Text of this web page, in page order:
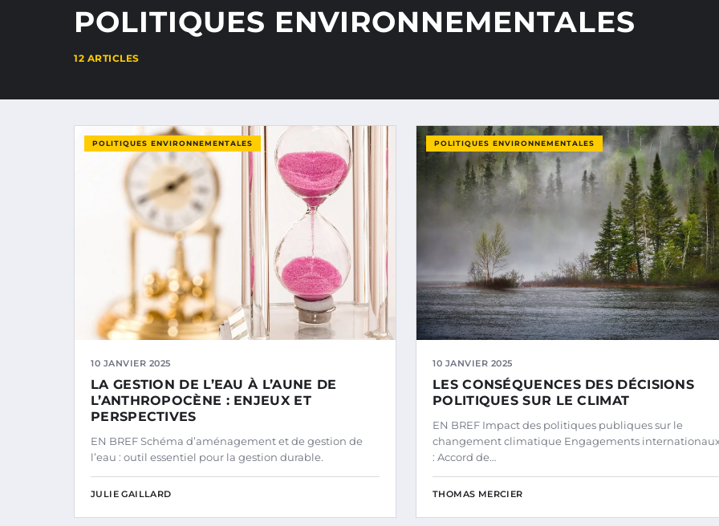
POLITIQUES ENVIRONNEMENTALES
12 ARTICLES
POLITIQUES ENVIRONNEMENTALES
10 JANVIER 2025
LA GESTION DE L’EAU À L’AUNE DE
L’ANTHROPOCÈNE : ENJEUX ET
PERSPECTIVES
EN BREF Schéma d’aménagement et de gestion de
l’eau : outil essentiel pour la gestion durable.
JULIE GAILLARD
POLITIQUES ENVIRONNEMENTALES
10 JANVIER 2025
LES CONSÉQUENCES DES DÉCISIONS
POLITIQUES SUR LE CLIMAT
EN BREF Impact des politiques publiques sur le
changement climatique Engagements
: Accord de…
THOMAS MERCIER